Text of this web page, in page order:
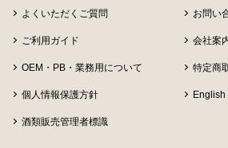
よくいただくご質問 お問い
ご利用ガイド 会社案
OEM・PB・業務用について 特定商
個人情報保護方針 English
酒類販売管理者標識